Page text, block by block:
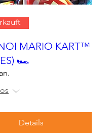
MARIO KART™
🏎
Details